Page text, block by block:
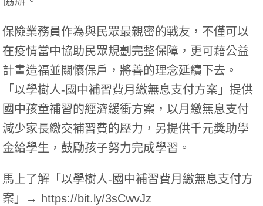
保險業務員作為與民眾最親密的戰友，不僅可以
在疫情當中協助民眾規劃完整保障，更可藉公益
計畫造福並關懷保戶，將善的理念延續下去 。
「以學樹人-國中補習費月繳無息支付方案」提供
國中孩童補習的經濟緩衝方案，以月繳無息支付
減少家長繳交補習費的壓力，另提供千元獎助學
金給學生，鼓勵孩子努力完成學習。
馬上了解「以學樹人-國中補習費月繳無息支付方
案」→ https://bit.ly/3sCwvJz